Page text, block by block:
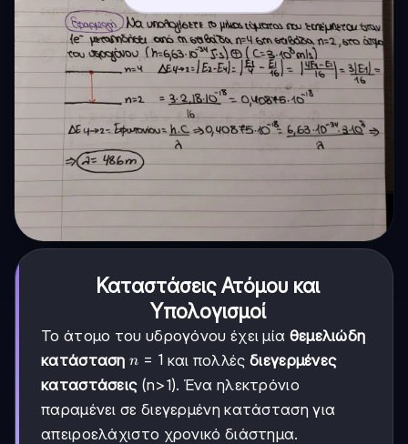
Καταστάσεις Ατόμου και
Υπολογισμοί
Το άτομο του υδρογόνου έχει μία θεμελιώδη
κατάσταση n=1
n = 1 και πολλές διεγερμένες
καταστάσεις(n>1). Ένα ηλεκτρόνιο
παραμένει σε διεγερμένη κατάσταση για
απειροελάχιστο χρονικό διάστημα.